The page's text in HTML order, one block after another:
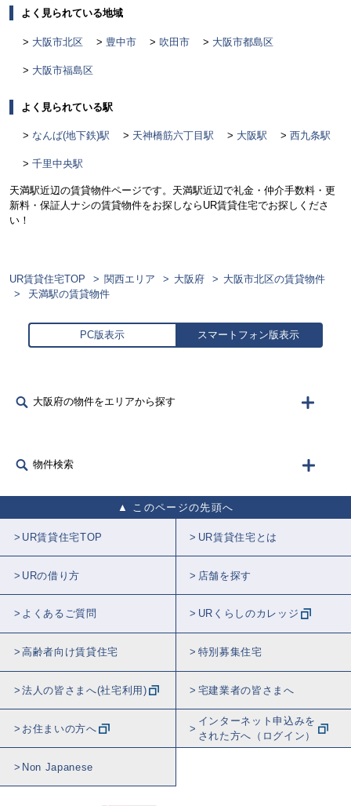
よく見られている地域
大阪市北区 豊中市 吹田市 大阪市都島区
大阪市福島区
よく見られている駅
なんば(地下鉄)駅 天神橋筋六丁目駅 大阪駅 西九条駅
千里中央駅
天満駅近辺の賃貸物件ページです。天満駅近辺で礼金・仲介手数料・更
新料・保証人ナシの賃貸物件をお探しならUR賃貸住宅でお探しくださ
い！
UR賃貸住宅TOP 関西エリア 大阪府
大阪市北区の賃貸物件
天満駅の賃貸物件
PC版表示 スマートフォン版表示
大阪府の物件をエリアから探す
物件検索
このページの先頭へ
UR賃貸住宅TOP UR賃貸住宅とは
URの借り方 店舗を探す
よくあるご質問 URくらしのカレッジ
高齢者向け賃貸住宅 特別募集住宅
法人の皆さまへ(社宅利用) 宅建業者の皆さまへ
お住まいの方へ
インターネット申込みを
された方へ（ログイン）
Non Japanese